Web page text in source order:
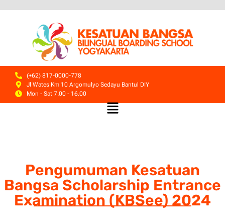
(+62) 817-0000-778
Jl Wates Km 10 Argomulyo Sedayu Bantul DIY
Mon - Sat 7.00 - 16.00
Pengumuman Kesatuan
Bangsa Scholarship Entrance
Examination (KBSee) 2024